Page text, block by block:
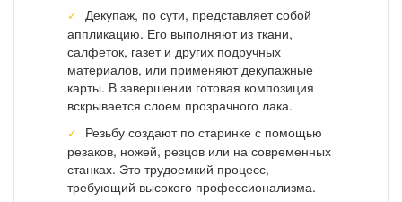
Декупаж, по сути, представляет собой
аппликацию. Его выполняют из ткани,
салфеток, газет и других подручных
материалов, или применяют декупажные
карты. В завершении готовая композиция
вскрывается слоем прозрачного лака.
Резьбу создают по старинке с помощью
резаков, ножей, резцов или на современных
станках. Это трудоемкий процесс,
требующий высокого профессионализма.